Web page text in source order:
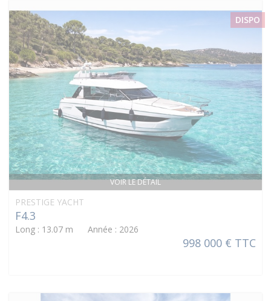
VOIR LE DÉTAIL
DISPO
PRESTIGE YACHT
F4.3
Long : 13.07 m Année : 2026
998 000 € TTC